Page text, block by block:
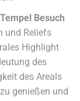
Besuch
und Reliefs
Highlight
des
des Areals
genießen und